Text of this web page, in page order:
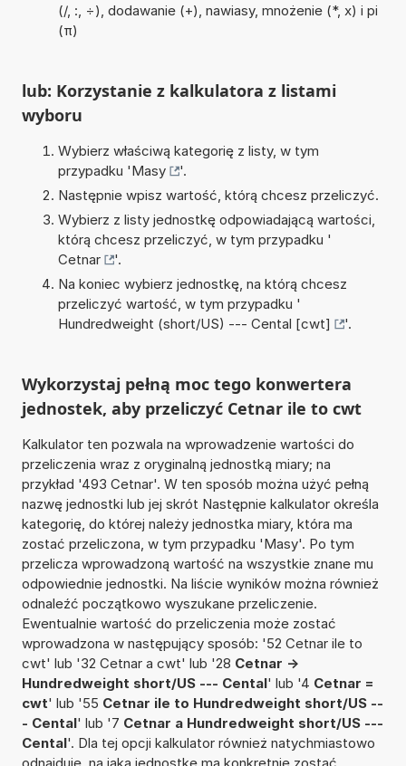
(/, :, ÷), dodawanie (+), nawiasy, mnożenie (*, x) i pi
(π)
lub: Korzystanie z kalkulatora z listami
wyboru
Wybierz właściwą kategorię z listy, w tym
przypadku 'Masy
'.
Następnie wpisz wartość, którą chcesz przeliczyć.
Wybierz z listy jednostkę odpowiadającą wartości,
którą chcesz przeliczyć, w tym przypadku '
Cetnar
'.
Na koniec wybierz jednostkę, na którą chcesz
przeliczyć wartość, w tym przypadku '
Hundredweight (short/US) --- Cental [cwt]
'.
Wykorzystaj pełną moc tego konwertera
jednostek, aby przeliczyć Cetnar ile to cwt
Kalkulator ten pozwala na wprowadzenie wartości do
przeliczenia wraz z oryginalną jednostką miary; na
przykład '493 Cetnar'. W ten sposób można użyć pełną
nazwę jednostki lub jej skrót Następnie kalkulator określa
kategorię, do której należy jednostka miary, która ma
zostać przeliczona, w tym przypadku 'Masy'. Po tym
przelicza wprowadzoną wartość na wszystkie znane mu
odpowiednie jednostki. Na liście wyników można również
odnaleźć początkowo wyszukane przeliczenie.
Ewentualnie wartość do przeliczenia może zostać
wprowadzona w następujący sposób: '52 Cetnar ile to
cwt' lub '32 Cetnar a cwt' lub '28 Cetnar ->
Hundredweight short/US --- Cental' lub '4 Cetnar =
cwt' lub '55 Cetnar ile to Hundredweight short/US --
- Cental' lub '7 Cetnar a Hundredweight short/US ---
Cental'. Dla tej opcji kalkulator również natychmiastowo
odnajduje, na jaką jednostkę ma konkretnie zostać